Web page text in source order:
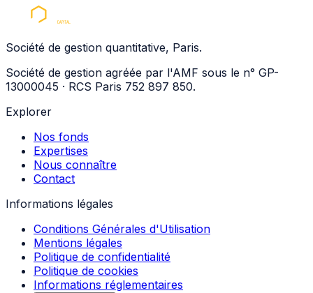
Société de gestion quantitative, Paris.
Société de gestion agréée par l'AMF sous le n° GP-
13000045 · RCS Paris 752 897 850.
Explorer
Nos fonds
Expertises
Nous connaître
Contact
Informations légales
Conditions Générales d'Utilisation
Mentions légales
Politique de confidentialité
Politique de cookies
Informations réglementaires